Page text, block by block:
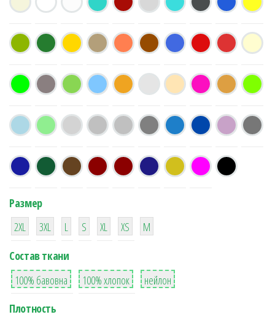
Размер
38
2XL
16
3XL
42
L
42
S
42
XL XS
М
Состав ткани
8
100% бавовна
36
100% хлопок
2
нейлон
Плотность